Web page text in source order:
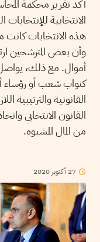
أكّد تقرير محكمة
هذه الانتخابات كانت
وأن بعض المترشحين
أموال. مع ذلك، يواصل
كنواب شعب أو رؤساء
القانون الانتخابي
من المال المشبوه.
27 أكتوبر 2020